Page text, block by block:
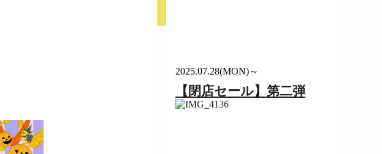
2025.07.28(MON)～
【閉店セール】第二弾